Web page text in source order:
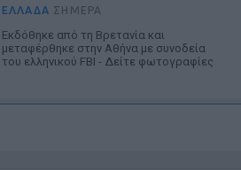
ΕΛΛΆΔΑ ΣΉΜΕΡΑ
Εκδόθηκε από τη Βρετανία και
μεταφέρθηκε στην Αθήνα με συνοδεία
του ελληνικού FBI - Δείτε φωτογραφίες